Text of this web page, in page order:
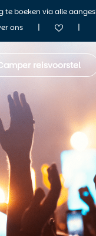
te boeken via alle
ons | |
reisvoorstel